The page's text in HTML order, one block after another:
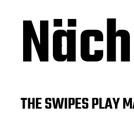
THE SWIPES PLAY